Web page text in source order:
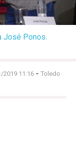
José Ponos.
2019 11:16 - Toledo